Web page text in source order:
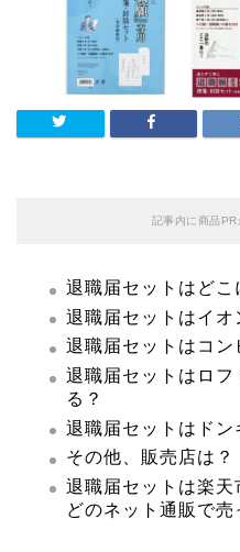
記事内に商品PR
退職届セットはどこ
退職届セットはイオ
退職届セットはコン
退職届セットはロフ
る？
退職届セットはドン
その他、販売店は？
退職届セットは楽
どのネット通販で売